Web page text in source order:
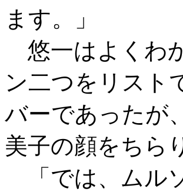
ます。」
悠一はよくわ
ン二つをリスト
バーであったが
美子の顔をちら
「では、ムル